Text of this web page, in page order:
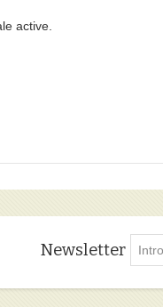
active.
Newsletter